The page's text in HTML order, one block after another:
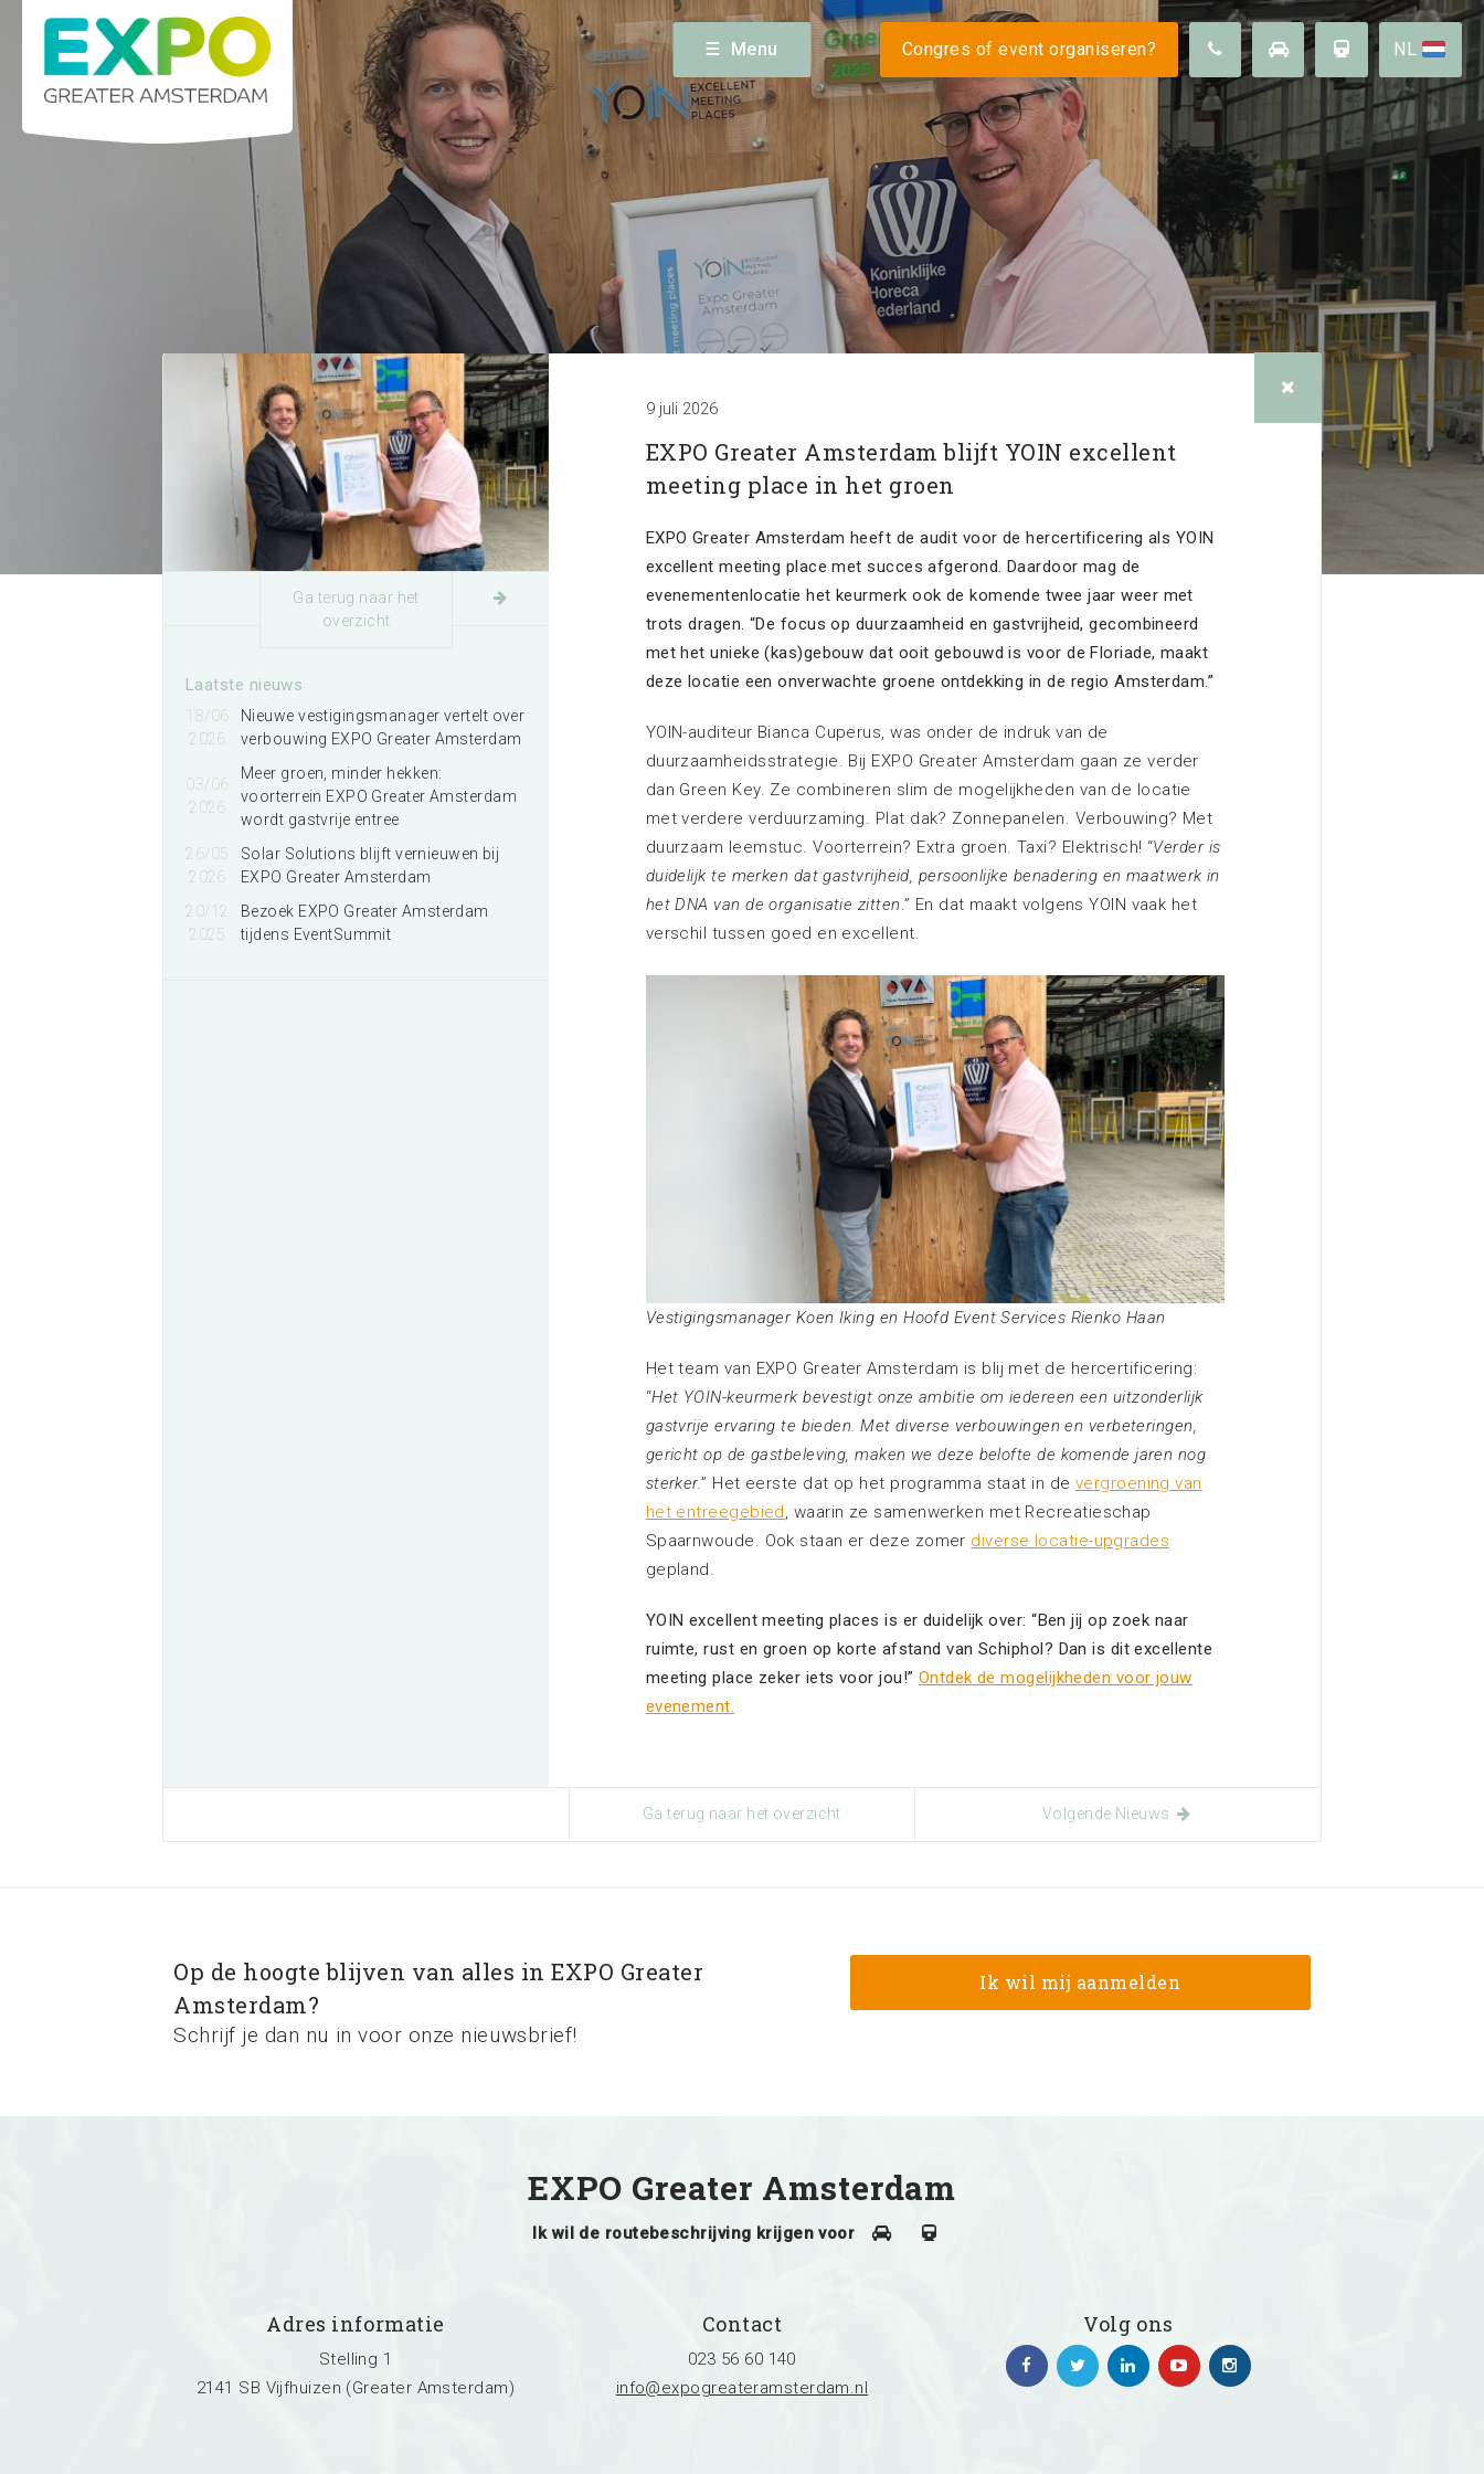
Stelling 1 · 2141 SB Vijfhuizen (Greater Amsterdam) · 023 56 60 140 · info@expogreateramsterdam.nl
Home Kalender Nieuws Bereikbaarheid
Duurzaamheid
Omgeving
Vacatures
FAQ
Organiseren bij EXPO
Greater Amsterdam
Meer informatie
Exposeren bij EXPO Greater
Amsterdam
Meer informatie
Amsterdam
Meer informatie
Zoeken
Menu Congres of event organiseren? NL
9 juli 2026
EXPO Greater Amsterdam blijft YOIN excellent
meeting place in het groen
EXPO Greater Amsterdam heeft de audit voor de hercertificering als YOIN
excellent meeting place met succes afgerond. Daardoor mag de
evenementenlocatie het keurmerk ook de komende twee jaar weer met
trots dragen. “De focus op duurzaamheid en gastvrijheid, gecombineerd
met het unieke (kas)gebouw dat ooit gebouwd is voor de Floriade, maakt
deze locatie een onverwachte groene ontdekking in de regio Amsterdam.”
YOIN-auditeur Bianca Cuperus, was onder de indruk van de
duurzaamheidsstrategie. Bij EXPO Greater Amsterdam gaan ze verder
dan Green Key. Ze combineren slim de mogelijkheden van de locatie
met verdere verduurzaming. Plat dak? Zonnepanelen. Verbouwing? Met
duurzaam leemstuc. Voorterrein? Extra groen. Taxi? Elektrisch! “Verder is
duidelijk te merken dat gastvrijheid, persoonlijke benadering en maatwerk in
het DNA van de organisatie zitten.” En dat maakt volgens YOIN vaak het
verschil tussen goed en excellent.
Vestigingsmanager Koen Iking en Hoofd Event Services Rienko Haan
Het team van EXPO Greater Amsterdam is blij met de hercertificering:
“Het YOIN-keurmerk bevestigt onze ambitie om iedereen een uitzonderlijk
gastvrije ervaring te bieden. Met diverse verbouwingen en verbeteringen,
gericht op de gastbeleving, maken we deze belofte de komende jaren nog
sterker.” Het eerste dat op het programma staat in de vergroening van
het entreegebied, waarin ze samenwerken met Recreatieschap
Spaarnwoude. Ook staan er deze zomer diverse locatie-upgrades
gepland.
YOIN excellent meeting places is er duidelijk over: “Ben jij op zoek naar
ruimte, rust en groen op korte afstand van Schiphol? Dan is dit excellente
meeting place zeker iets voor jou!” Ontdek de mogelijkheden voor jouw
evenement.
Ga terug naar het
overzicht
Laatste nieuws
18/06
2026
Nieuwe vestigingsmanager vertelt over
verbouwing EXPO Greater Amsterdam
03/06
2026
Meer groen, minder hekken:
voorterrein EXPO Greater Amsterdam
wordt gastvrije entree
26/05
2026
Solar Solutions blijft vernieuwen bij
EXPO Greater Amsterdam
20/12
2025
Bezoek EXPO Greater Amsterdam
tijdens EventSummit
Ga terug naar het overzicht Volgende Nieuws
Op de hoogte blijven van alles in EXPO Greater
Amsterdam?
Schrijf je dan nu in voor onze nieuwsbrief!
EXPO Greater Amsterdam
Ik wil de routebeschrijving krijgen voor
Adres informatie
Stelling 1
2141 SB Vijfhuizen (Greater Amsterdam)
Contact
023 56 60 140
info@expogreateramsterdam.nl
Volg ons